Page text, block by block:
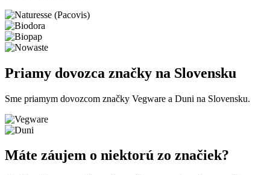
Priamy dovozca značky na Slovensku
Sme priamym dovozcom značky Vegware a Duni na Slovensku.
Máte záujem o niektorú zo značiek?